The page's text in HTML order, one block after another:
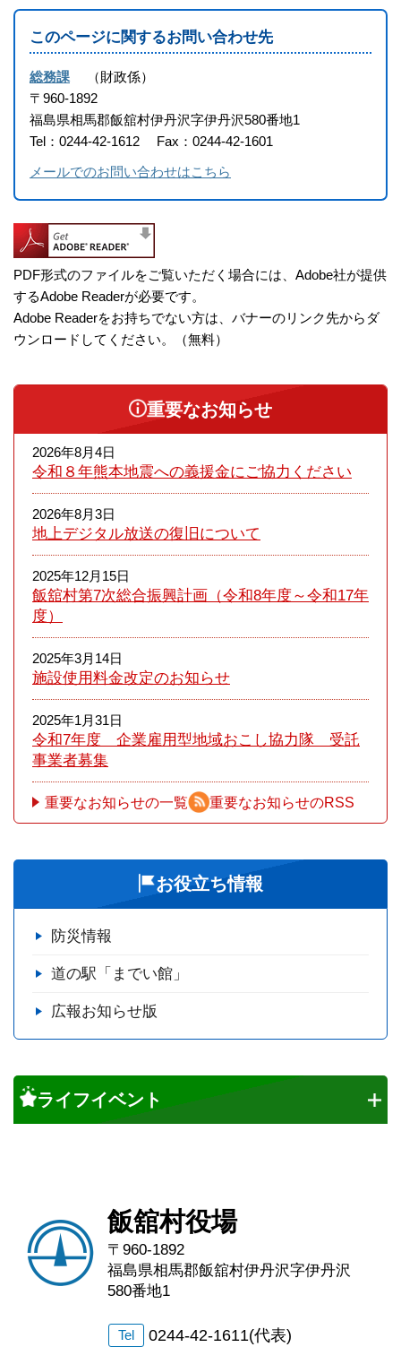
このページに関するお問い合わせ先
総務課
財政係
〒960-1892
福島県相馬郡飯舘村伊丹沢字伊丹沢580番地1
Tel：0244-42-1612
Fax：0244-42-1601
メールでのお問い合わせはこちら
PDF形式のファイルをご覧いただく場合には、Adobe社が提供
するAdobe Readerが必要です。
Adobe Readerをお持ちでない方は、バナーのリンク先からダ
ウンロードしてください。（無料）
重要なお知らせ
2026年8月4日
令和８年熊本​地震への義援金にご協力ください
2026年8月3日
地上デジタル放送の復旧について
2025年12月15日
飯舘村第7次総合振興計画（令和8年度～令和17年
度）
2025年3月14日
施設使用料金改定のお知らせ
2025年1月31日
令和7年度 企業雇用型地域おこし協力隊 受託
事業者募集
重要なお知らせの一覧 重要なお知らせのRSS
お役立ち情報
防災情報
道の駅「までい館」
広報お知らせ版
ライフイベント
飯舘村役場
〒960-1892
福島県相馬郡飯舘村伊丹沢字伊丹沢
580番地1
Tel 0244-42-1611(代表)